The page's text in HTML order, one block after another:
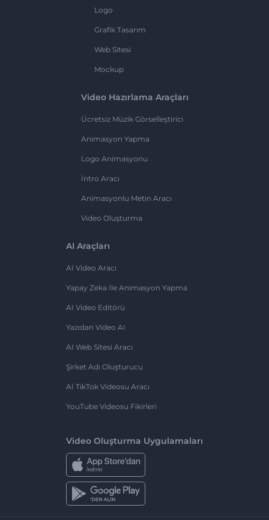
Logo
Grafik Tasarım
Web Sitesi
Mockup
Video Hazırlama Araçları
Ücretsiz Müzik Görselleştirici
Animasyon Yapma
Logo Animasyonu
İntro Aracı
Animasyonlu Metin Aracı
Video Oluşturma
AI Araçları
AI Video Aracı
Yapay Zeka Ile Animasyon Yapma
AI Video Editörü
Yazıdan Video AI
AI Web Sitesi Aracı
Şirket Adı Oluşturucu
AI TikTok Videosu Aracı
YouTube Videosu Fikirleri
Video Oluşturma Uygulamaları